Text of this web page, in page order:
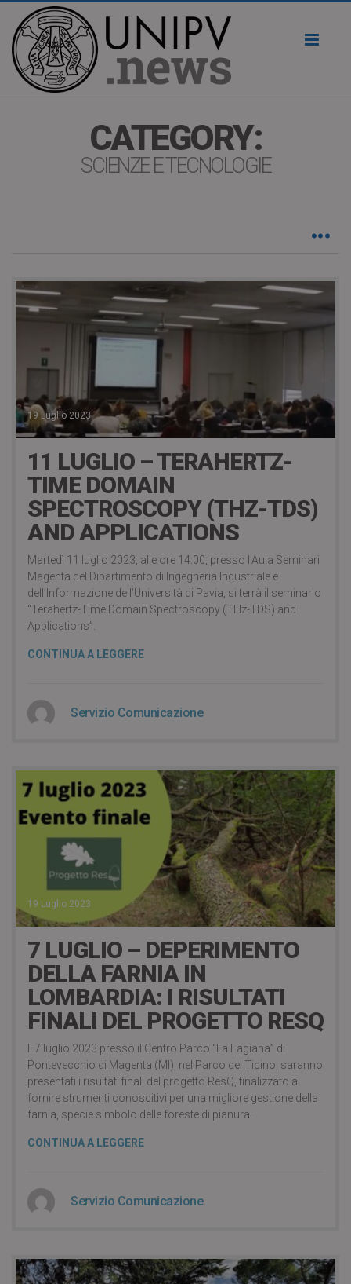
CATEGORY:
SCIENZE E TECNOLOGIE
19 Luglio 2023
11 LUGLIO – TERAHERTZ-
TIME DOMAIN
SPECTROSCOPY (THZ-TDS)
AND APPLICATIONS
Martedì 11 luglio 2023, alle ore 14:00, presso l’Aula Seminari
Magenta del Dipartimento di Ingegneria Industriale e
dell’Informazione dell’Università di Pavia, si terrà il seminario
“Terahertz-Time Domain Spectroscopy (THz-TDS) and
Applications”.
CONTINUA A LEGGERE
Servizio Comunicazione
19 Luglio 2023
7 LUGLIO – DEPERIMENTO
DELLA FARNIA IN
LOMBARDIA: I RISULTATI
FINALI DEL PROGETTO RESQ
Il 7 luglio 2023 presso il Centro Parco “La Fagiana” di
Pontevecchio di Magenta (MI), nel Parco del Ticino, saranno
presentati i risultati finali del progetto ResQ, finalizzato a
fornire strumenti conoscitivi per una migliore gestione della
farnia, specie simbolo delle foreste di pianura.
CONTINUA A LEGGERE
Servizio Comunicazione